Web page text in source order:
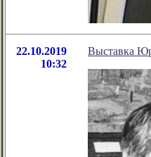
22.10.2019
10:32
Выставка